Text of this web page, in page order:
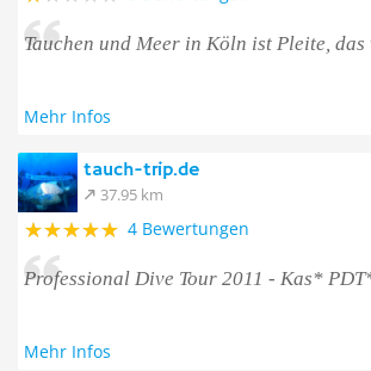
Tauchen und Meer in Köln ist Pleite,
Mehr Infos
tauch-trip.de
37.95 km
4 Bewertungen
Professional Dive Tour 2011 - Kas*
Mehr Infos